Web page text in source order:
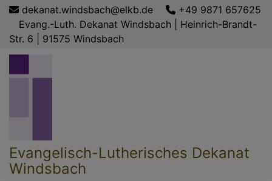
Direkt
Inhalt
dekanat.windsbach@elkb.de
+49 9871 657625
Evang.-Luth. Dekanat Windsbach | Heinrich-Brandt-
Str. 6 | 91575 Windsbach
Evangelisch-Lutherisches Dekanat
Windsbach